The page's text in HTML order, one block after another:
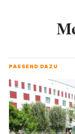
PASSEND DAZU